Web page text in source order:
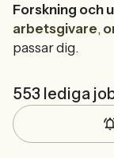
Forskning och
arbetsgivare,
passar dig.
553 lediga